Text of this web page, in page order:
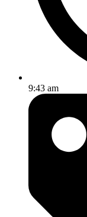
9:43 am